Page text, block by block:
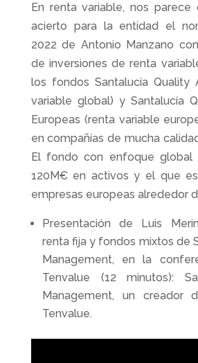
En renta variable, nos
acierto para la entidad el
2022 de Antonio Manzano
de inversiones de renta
los fondos Santalucía Quality
variable global) y Santalucía
Europeas (renta variable
en compañías de mucha
El fondo con enfoque global
120M€ en activos y el que
empresas europeas alrededor
Presentación de Luis
renta fija y fondos mixtos de
Management, en la
Tenvalue (12 minutos):
Management, un creador
Tenvalue.